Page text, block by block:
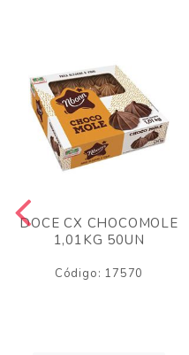
DOCE CX CHOCOMOLE
1,01KG 50UN
Código: 17570